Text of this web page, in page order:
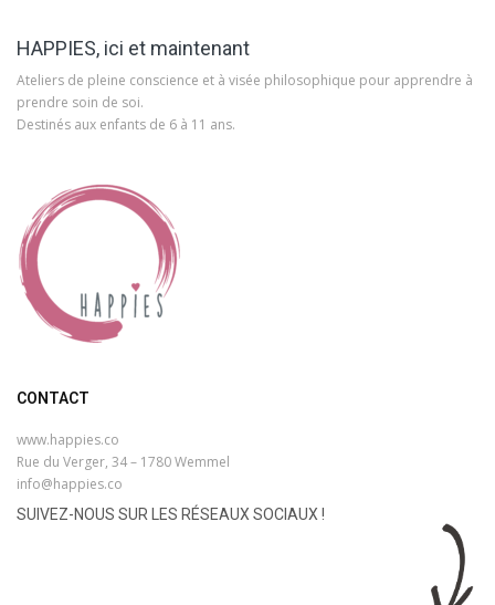
HAPPIES, ici et maintenant
Ateliers de pleine conscience et à visée philosophique pour apprendre à
prendre soin de soi.
Destinés aux enfants de 6 à 11 ans.
CONTACT
www.happies.co
Rue du Verger, 34 – 1780 Wemmel
info@happies.co
SUIVEZ-NOUS SUR LES RÉSEAUX SOCIAUX !